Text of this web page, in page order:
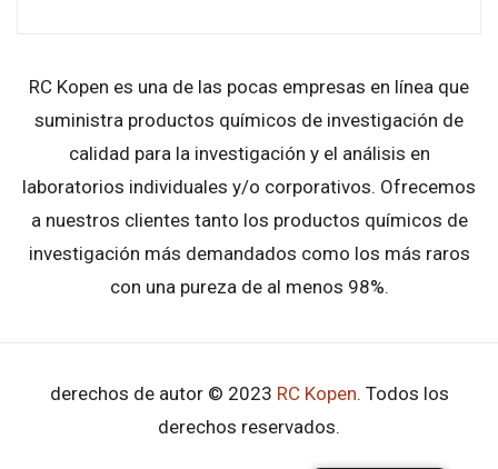
RC Kopen es una de las pocas empresas en línea que
suministra productos químicos de investigación de
calidad para la investigación y el análisis en
laboratorios individuales y/o corporativos. Ofrecemos
a nuestros clientes tanto los productos químicos de
investigación más demandados como los más raros
con una pureza de al menos 98%.
derechos de autor © 2023 RC Kopen. Todos los
derechos reservados.